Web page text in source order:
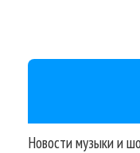
Новости музыки и